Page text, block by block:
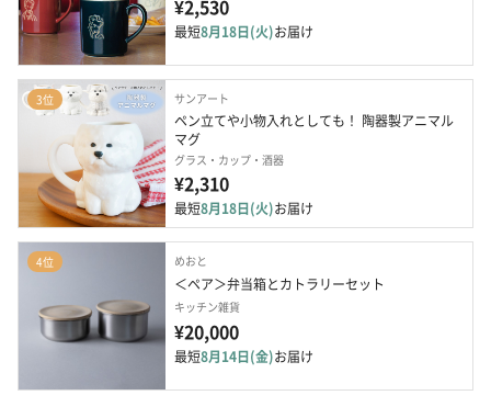
¥2,530
最短8月18日(火)お届け
3位 サンアート
ペン立てや小物入れとしても！ 陶器製アニマル
マグ
グラス・カップ・酒器
¥2,310
最短8月18日(火)お届け
4位 めおと
＜ペア＞弁当箱とカトラリーセット
キッチン雑貨
¥20,000
最短8月14日(金)お届け